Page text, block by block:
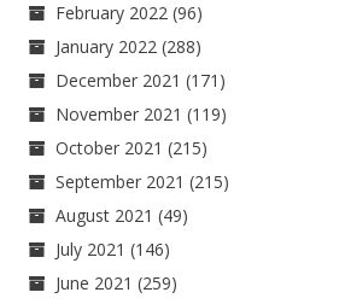
February 2022 (96)
January 2022 (288)
December 2021 (171)
November 2021 (119)
October 2021 (215)
September 2021 (215)
August 2021 (49)
July 2021 (146)
June 2021 (259)